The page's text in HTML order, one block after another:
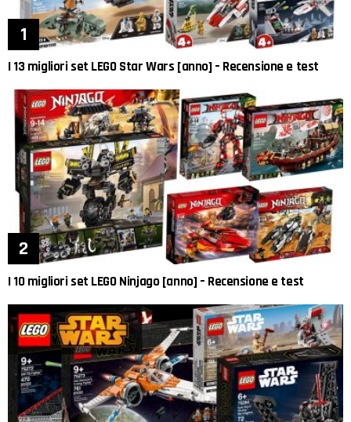
I 13 migliori set LEGO Star Wars [anno] – Recensione e test
I 10 migliori set LEGO Ninjago [anno] – Recensione e test